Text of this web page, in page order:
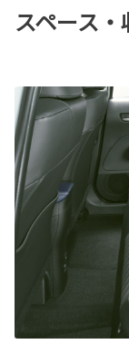
スペース・